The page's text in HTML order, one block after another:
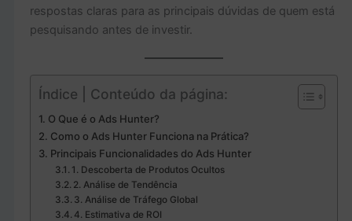
respostas claras para as principais dúvidas de quem está
pesquisando antes de investir.
Índice | Conteúdo da página:
O Que é o Ads Hunter?
Como o Ads Hunter Funciona na Prática?
Principais Funcionalidades do Ads Hunter
1. Descoberta de Produtos Ocultos
2. Análise de Tendência
3. Análise de Tráfego Global
4. Estimativa de ROI